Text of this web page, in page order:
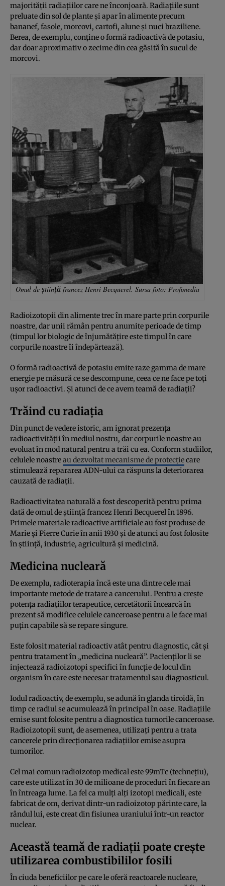
majorității radiațiilor care ne înconjoară. Radiațiile sunt
preluate din sol de plante și apar în alimente precum
bananef, fasole, morcovi, cartofi, alune și nuci braziliene.
Berea, de exemplu, conține o formă radioactivă de potasiu,
dar doar aproximativ o zecime din cea găsită în sucul de
morcovi.
Omul de știință francez Henri Becquerel. Sursa foto: Profimedia
Radioizotopii din alimente trec în mare parte prin corpurile
noastre, dar unii rămân pentru anumite perioade de timp
(timpul lor biologic de înjumătățire este timpul în care
corpurile noastre îi îndepărtează).
O formă radioactivă de potasiu emite raze gamma de mare
energie pe măsură ce se descompune, ceea ce ne face pe toți
ușor radioactivi. Și atunci de ce avem teamă de radiații?
Trăind cu radiația
Din punct de vedere istoric, am ignorat prezența
radioactivității în mediul nostru, dar corpurile noastre au
evoluat în mod natural pentru a trăi cu ea. Conform studiilor,
celulele noastreau dezvoltat mecanisme de protecțiecare
stimulează repararea ADN-ului ca răspuns la deteriorarea
cauzată de radiații.
Radioactivitatea naturală a fost descoperită pentru prima
dată de omul de știință francez Henri Becquerel în 1896.
Primele materiale radioactive artificiale au fost produse de
Marie și Pierre Curie în anii 1930 și de atunci au fost folosite
în știință, industrie, agricultură și medicină.
Medicina nucleară
De exemplu, radioterapia încă este una dintre cele mai
importante metode de tratare a cancerului. Pentru a crește
potența radiațiilor terapeutice, cercetătorii încearcă în
prezent să modifice celulele canceroase pentru a le face mai
puțin capabile să se repare singure.
Este folosit material radioactiv atât pentru diagnostic, cât și
pentru tratament în „medicina nucleară”. Pacienților li se
injectează radioizotopi specifici în funcție de locul din
organism în care este necesar tratamentul sau diagnosticul.
Iodul radioactiv, de exemplu, se adună în glanda tiroidă, în
timp ce radiul se acumulează în principal în oase. Radiațiile
emise sunt folosite pentru a diagnostica tumorile canceroase.
Radioizotopii sunt, de asemenea, utilizați pentru a trata
cancerele prin direcționarea radiațiilor emise asupra
tumorilor.
Cel mai comun radioizotop medical este 99mTc (technețiu),
care este utilizat în 30 de milioane de proceduri în fiecare an
în întreaga lume. La fel ca mulți alți izotopi medicali, este
fabricat de om, derivat dintr-un radioizotop părinte care, la
rândul lui, este creat din fisiunea uraniului într-un reactor
nuclear.
Această teamă de radiații poate crește
utilizarea combustibililor fosili
În ciuda beneficiilor pe care le oferă reactoarele nucleare,